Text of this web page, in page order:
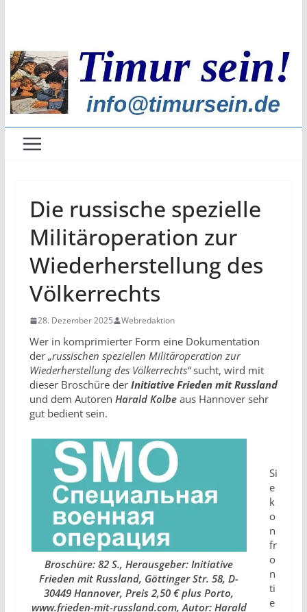
Die russische spezielle
Militäroperation zur
Wiederherstellung des
Völkerrechts
28. Dezember 2025 Webredaktion
Wer in komprimierter Form eine Dokumentation
der „russischen speziellen Militäroperation zur
Wiederherstellung des Völkerrechts“sucht, wird mit
dieser Broschüre der Initiative Frieden mit Russland
und dem Autoren Harald Kolbeaus Hannover sehr
gut bedient sein.
Broschüre: 82 S., Herausgeber: Initiative
Frieden mit Russland, Göttinger Str. 58, D-
30449 Hannover, Preis 2,50 € plus Porto,
www.frieden-mit-russland.com, Autor: Harald
Si
e
k
o
n
fr
o
n
ti
e